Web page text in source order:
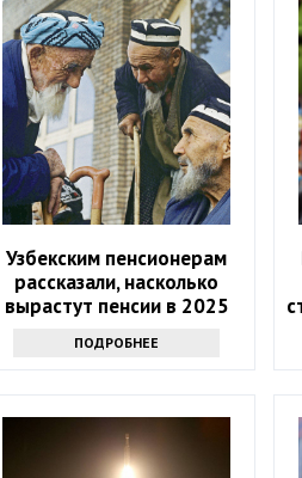
Узбекским пенсионерам
рассказали, насколько
вырастут пенсии в 2025
ПОДРОБНЕЕ